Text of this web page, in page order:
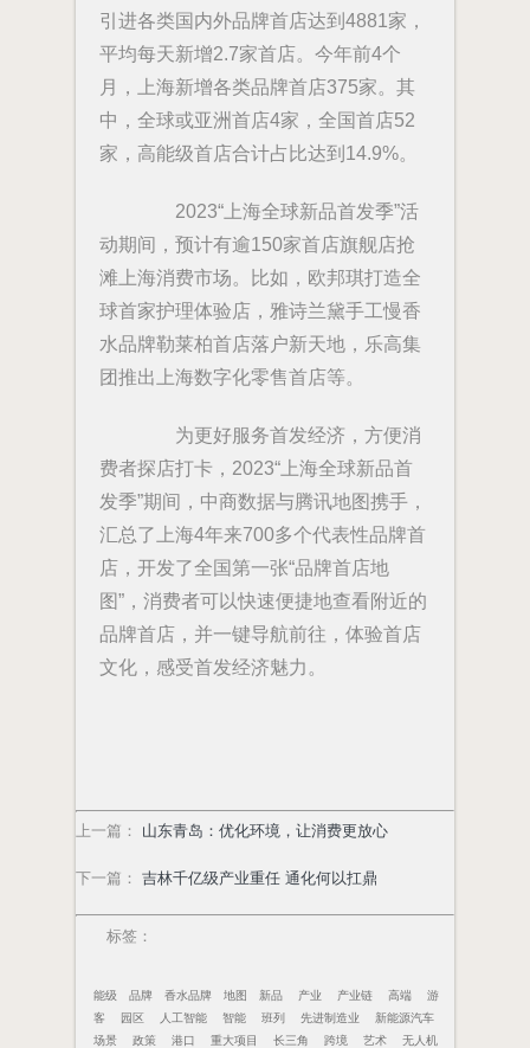
引进各类国内外品牌首店达到4881家，
平均每天新增2.7家首店。今年前4个
月，上海新增各类品牌首店375家。其
中，全球或亚洲首店4家，全国首店52
家，高能级首店合计占比达到14.9%。
2023“上海全球新品首发季”活
动期间，预计有逾150家首店旗舰店抢
滩上海消费市场。比如，欧邦琪打造全
球首家护理体验店，雅诗兰黛手工慢香
水品牌勒莱柏首店落户新天地，乐高集
团推出上海数字化零售首店等。
为更好服务首发经济，方便消
费者探店打卡，2023“上海全球新品首
发季”期间，中商数据与腾讯地图携手，
汇总了上海4年来700多个代表性品牌首
店，开发了全国第一张“品牌首店地
图”，消费者可以快速便捷地查看附近的
品牌首店，并一键导航前往，体验首店
文化，感受首发经济魅力。
上一篇 ： 山东青岛：优化环境，让消费更放心
下一篇 ： 吉林千亿级产业重任 通化何以扛鼎
标签：
能级 品牌 香水品牌 地图 新品 产业 产业链 高端
游
客
园区 人工智能 智能 班列 先进制造业
新能源汽车
场景
政策 港口 重大项目 长三角 跨境 艺术 无人机